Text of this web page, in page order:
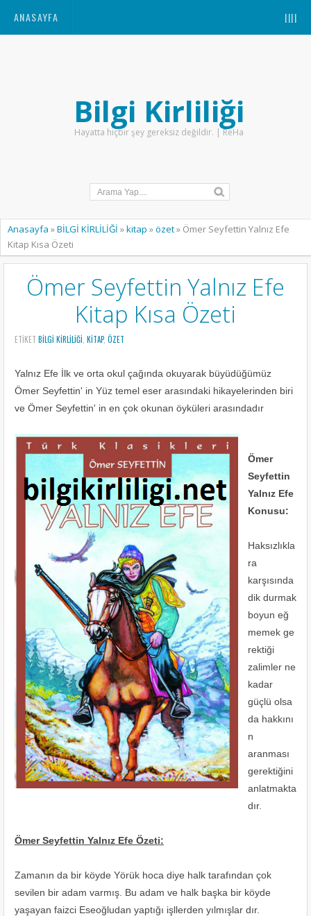
ANASAYFA ||||
Bilgi Kirliliği
Hayatta hiçbir şey gereksiz değildir. | ReHa
Anasayfa »BİLGİ KİRLİLİĞİ »kitap »özet» Ömer Seyfettin Yalnız Efe
Kitap Kısa Özeti
Ömer Seyfettin Yalnız Efe
Kitap Kısa Özeti
ETIKET BİLGİ KİRLİLİĞİ KITAP, ÖZET
Yalnız Efe İlk ve orta okul çağında okuyarak büyüdüğümüz
Ömer Seyfettin' in Yüz temel eser arasındaki hikayelerinden biri
ve Ömer Seyfettin' in en çok okunan öyküleri arasındadır
Ömer
Seyfettin
Yalnız Efe
Konusu:
Haksızlıkla
ra
karşısında
dik durmak
boyun eğ
memek ge
rektiği
zalimler ne
kadar
güçlü olsa
da hakkını
n
aranması
gerektiğini
anlatmakta
dır.
Ömer Seyfettin Yalnız Efe Özeti:
Zamanın da bir köyde Yörük hoca diye halk tarafından çok
sevilen bir adam varmış. Bu adam ve halk başka bir köyde
yaşayan faizci Eseoğludan yaptığı işllerden yılmışlar dır.